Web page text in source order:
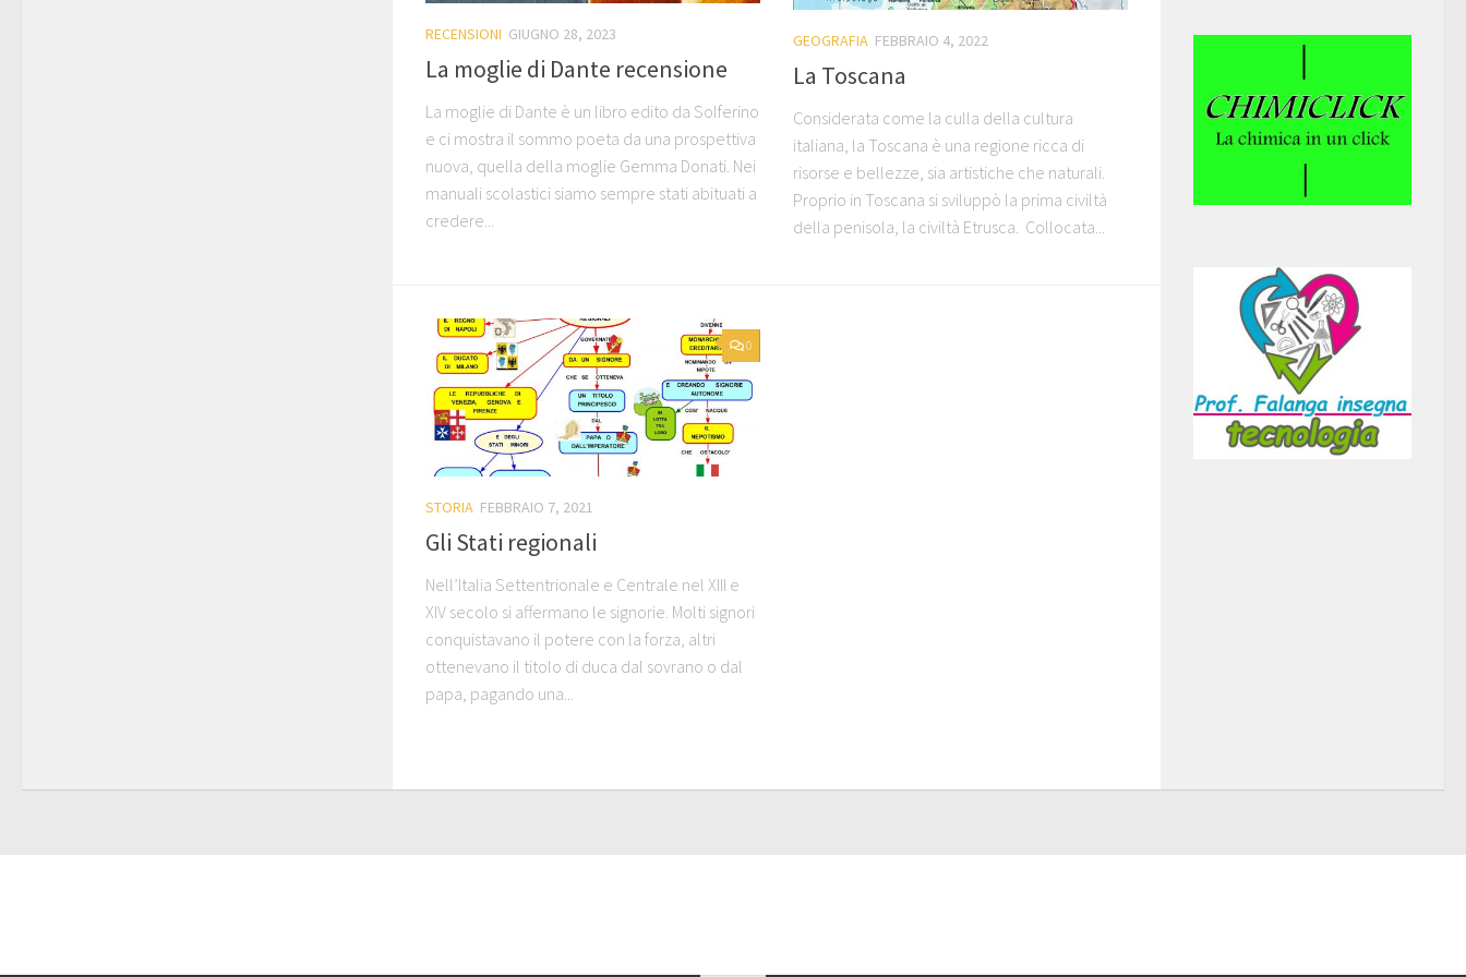
RECENSIONI GIUGNO 28, 2023
La moglie di Dante recensione
La moglie di Dante è un libro edito da Solferino
e ci mostra il sommo poeta da una prospettiva
nuova, quella della moglie Gemma Donati. Nei
manuali scolastici siamo sempre stati abituati a
credere...
GEOGRAFIA FEBBRAIO 4, 2022
La Toscana
Considerata come la culla della cultura
italiana, la Toscana è una regione ricca di
risorse e bellezze, sia artistiche che naturali.
Proprio in Toscana si sviluppò la prima civiltà
della penisola, la civiltà Etrusca. Collocata...
0
STORIA FEBBRAIO 7, 2021
Gli Stati regionali
Nell’Italia Settentrionale e Centrale nel XIII e
XIV secolo si affermano le signorie. Molti signori
conquistavano il potere con la forza, altri
ottenevano il titolo di duca dal sovrano o dal
papa, pagando una...